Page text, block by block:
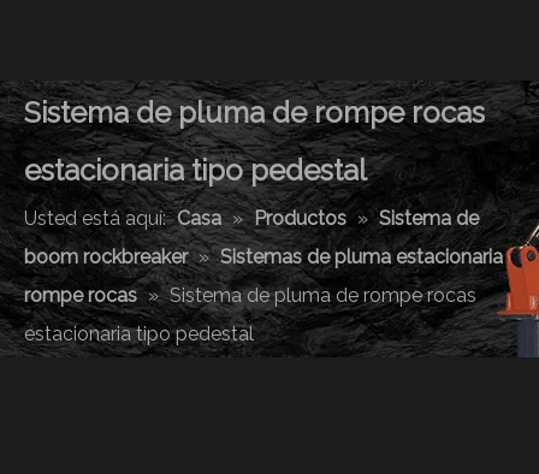
Sistema de pluma de rompe rocas
estacionaria tipo pedestal
Usted está aquí: Casa » Productos » Sistema de
boom rockbreaker » Sistemas de pluma estacionaria
rompe rocas » Sistema de pluma de rompe rocas
estacionaria tipo pedestal